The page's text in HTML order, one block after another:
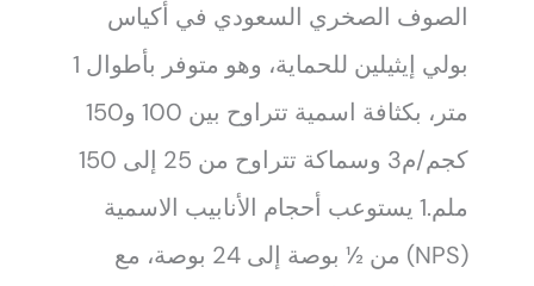
الصوف الصخري السعودي في أكياس
بولي إيثيلين للحماية، وهو متوفر بأطوال 1
متر، بكثافة اسمية تتراوح بين 100 و150
كجم/م3 وسماكة تتراوح من 25 إلى 150
ملم.1 يستوعب أحجام الأنابيب الاسمية
(NPS) من ½ بوصة إلى 24 بوصة، مع